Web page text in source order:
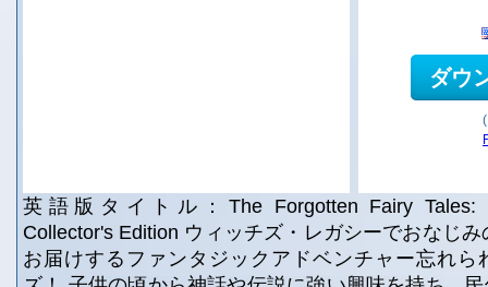
ダウ
英語版タイトル：The Forgotten Fairy Tales:
Collector's Edition ウィッチズ・レガシーでおなじ
お届けするファンタジックアドベンチャー忘れら